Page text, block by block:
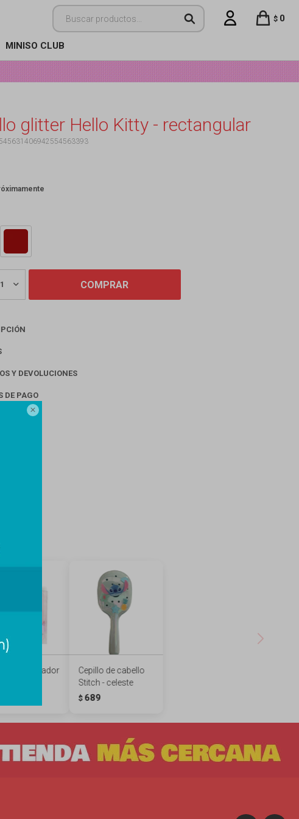

MINISO CLUB
$ 0
glitter Hello Kitty - rectangular
1 COMPRAR
Y DEVOLUCIONES
DE PAGO
masajeador
Cepillo de cabello
Stitch - celeste
$ 689